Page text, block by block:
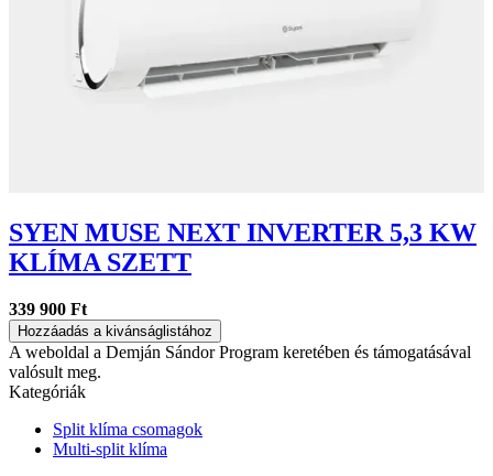
SYEN MUSE NEXT INVERTER 5,3 KW
KLÍMA SZETT
339 900 Ft
Hozzáadás a kivánságlistához
A weboldal a Demján Sándor Program keretében és támogatásával
valósult meg.
Kategóriák
Split klíma csomagok
Multi-split klíma